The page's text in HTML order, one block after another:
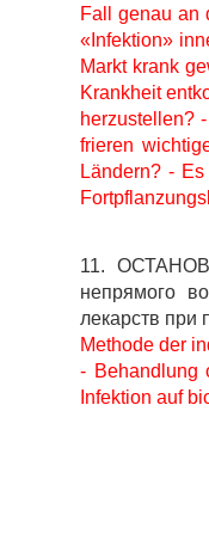
Fall genau an
«Infektion»
Markt krank
Krankheit
herzustellen?
frieren
Ländern? -
11.
непрямого
лекарств при
Methode der
- Behandlung
Infektion auf